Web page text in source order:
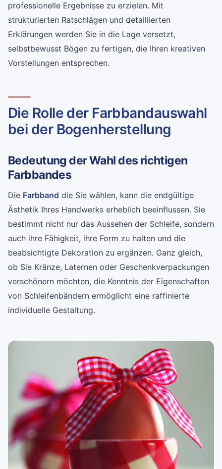
professionelle Ergebnisse zu erzielen. Mit
strukturierten Ratschlägen und detaillierten
Erklärungen werden Sie in die Lage versetzt,
selbstbewusst Bögen zu fertigen, die Ihren kreativen
Vorstellungen entsprechen.
Die Rolle der Farbbandauswahl
bei der Bogenherstellung
Bedeutung der Wahl des richtigen
Farbbandes
Die Farbband die Sie wählen, kann die endgültige
Ästhetik Ihres Handwerks erheblich beeinflussen. Sie
bestimmt nicht nur das Aussehen der Schleife, sondern
auch ihre Fähigkeit, ihre Form zu halten und die
beabsichtigte Dekoration zu ergänzen. Ganz gleich,
ob Sie Kränze, Laternen oder Geschenkverpackungen
verschönern möchten, die Kenntnis der Eigenschaften
von Schleifenbändern ermöglicht eine raffinierte
individuelle Gestaltung.